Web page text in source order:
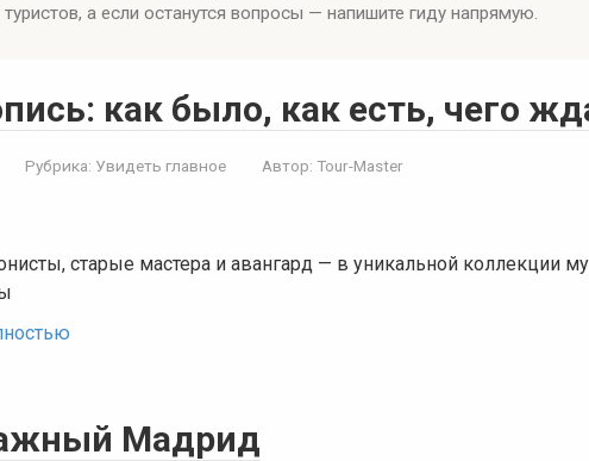
а если останутся вопросы — напишите гиду напрямую.
как было, как есть, чего
Рубрика: Увидеть главное Автор: Tour-Master
старые мастера и авангард — в уникальной коллекции
Мадрид